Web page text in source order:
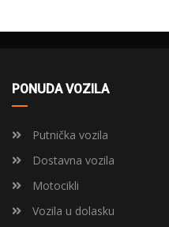
PONUDA VOZILA
Putnička vozila
Dostavna vozila
Motocikli
Vozila u dolasku